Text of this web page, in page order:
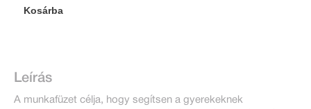
Kosárba
Leírás
A munkafüzet célja, hogy segítsen a gyerekeknek